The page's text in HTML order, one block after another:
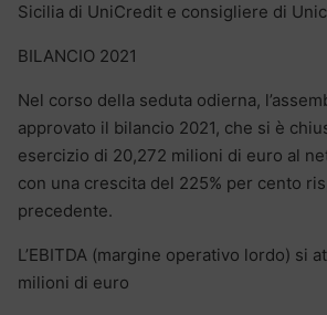
Sicilia di UniCredit e consigliere di
BILANCIO 2021
Nel corso della seduta odierna,
approvato il bilancio 2021, che si è
esercizio di 20,272 milioni di euro al
con una crescita del 225% per cento
precedente.
L’EBITDA (margine operativo lordo) si
milioni di euro